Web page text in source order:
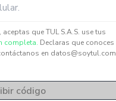
que TUL S.A.S. use tus
completa. Declaras que conoces
en datos@soytul.com
código